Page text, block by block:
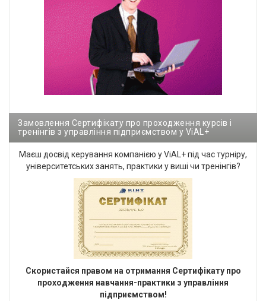
Замовлення Сертифікату про проходження курсів і
тренінгів з управління підприємством у ViAL+
Маєш досвід керування компанією у ViAL+ під час турніру,
університетських занять, практики у виші чи тренінгів?
Cкористайся правом на отримання Сертифікату про
проходження навчання-практики з управління
підприємством!